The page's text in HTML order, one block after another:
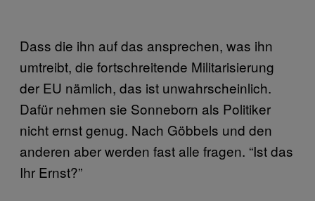
Dass die ihn auf das ansprechen, was ihn
umtreibt, die fortschreitende Militarisierung
der EU nämlich, das ist unwahrscheinlich.
Dafür nehmen sie Sonneborn als Politiker
nicht ernst genug. Nach Göbbels und den
anderen aber werden fast alle fragen. “Ist das
Ihr Ernst?”